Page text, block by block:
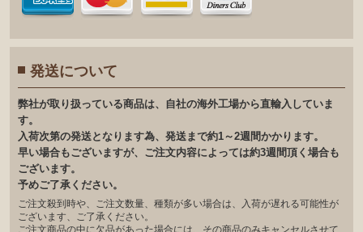
発送について
弊社が取り扱っている商品は、自社の海外工場から直輸入していま
す。
入荷次第の発送となります為、発送まで約1～2週間かかります。
早い場合もございますが、ご注文内容によっては約3週間頂く場合も
ございます。
予めご了承ください。
ご注文殺到時や、ご注文数量、種類が多い場合は、入荷が遅れる可能性が
ございます、ご了承ください。
ご注文商品の中に欠品があった場合には、その商品のみキャンセルさせて